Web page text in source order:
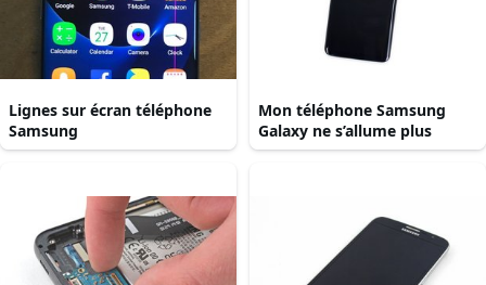
Lignes sur écran téléphone
Samsung
Mon téléphone Samsung
Galaxy ne s’allume plus